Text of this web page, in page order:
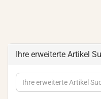
Ihre erweiterte Artikel
Ihre
erweiterte